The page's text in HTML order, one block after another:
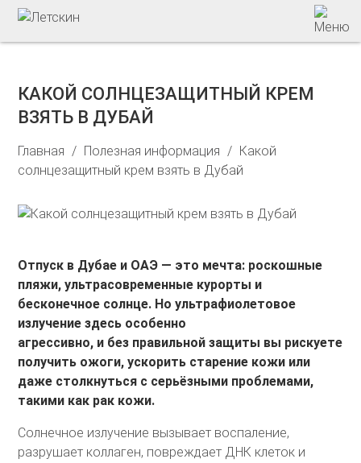
КАКОЙ СОЛНЦЕЗАЩИТНЫЙ КРЕМ
ВЗЯТЬ В ДУБАЙ
Главная / Полезная информация / Какой
солнцезащитный крем взять в Дубай
Отпуск в Дубае и ОАЭ — это мечта: роскошные
пляжи, ультрасовременные курорты и
бесконечное солнце. Но ультрафиолетовое
излучение здесь особенно
агрессивно, и без правильной защиты вы рискуете
получить ожоги, ускорить старение кожи или
даже столкнуться с серьёзными проблемами,
такими как рак кожи.
Солнечное излучение вызывает воспаление,
разрушает коллаген, повреждает ДНК клеток и